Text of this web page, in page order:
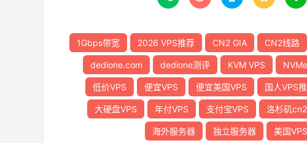
1Gbps带宽 2026 VPS推荐 CN2 GIA CN2线路
dedione.com dedione测评 KVM VPS
低价VPS 便宜VPS 便宜美国VPS 国人VPS
大硬盘VPS 年付VPS 支付宝VPS 洛杉矶cn2
海外服务器 独立服务器 美国VPS